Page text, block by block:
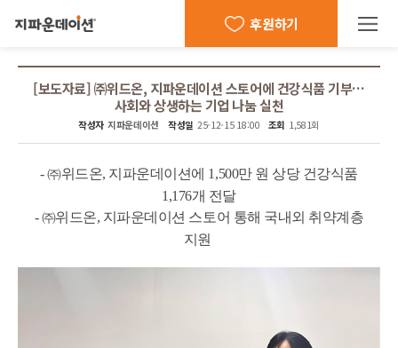
후원하기
[보도자료] ㈜위드온, 지파운데이션 스토어에 건강식품 기부…
사회와 상생하는 기업 나눔 실천
작성자 지파운데이션 작성일 25-12-15 18:00 조회 1,581회
-㈜위드온, 지파운데이션에 1,500만 원 상당 건강식품
1,176개 전달
-㈜위드온, 지파운데이션 스토어 통해 국내외 취약계층
지원